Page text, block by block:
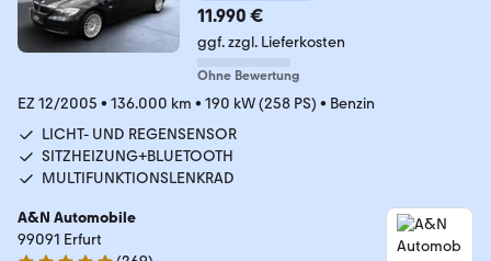
11.990 €
ggf. zzgl. Lieferkosten
Ohne Bewertung
EZ 12/2005 • 136.000 km • 190 kW (258 PS) • Benzin
LICHT- UND REGENSENSOR
SITZHEIZUNG+BLUETOOTH
MULTIFUNKTIONSLENKRAD
A&N Automobile
99091 Erfurt